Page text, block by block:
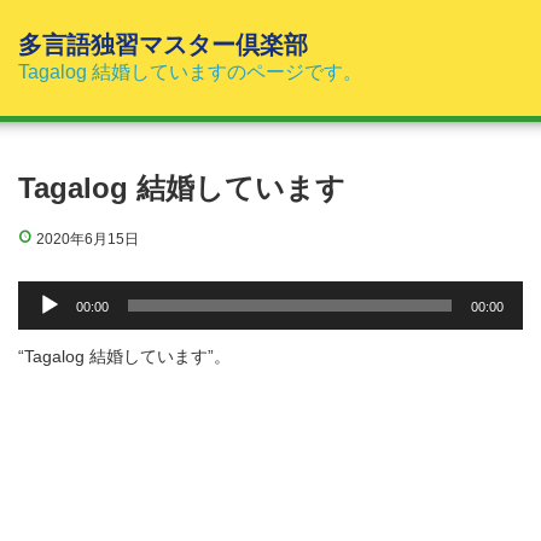
ツ
多言語独習マスター倶楽部
Tagalog 結婚していますのページです。
Tagalog 結婚しています
2020年6月15日
プ
00:00 00:00
“Tagalog 結婚しています”。